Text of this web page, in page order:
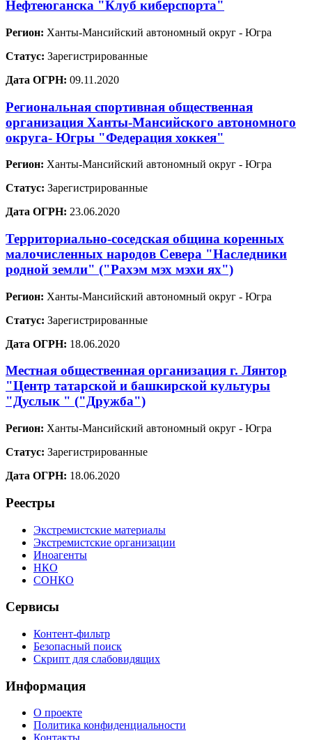
Нефтеюганска "Клуб киберспорта"
Регион: Ханты-Мансийский автономный округ - Югра
Статус: Зарегистрированные
Дата ОГРН: 09.11.2020
Региональная спортивная общественная
организация Ханты-Мансийского автономного
округа- Югры "Федерация хоккея"
Регион: Ханты-Мансийский автономный округ - Югра
Статус: Зарегистрированные
Дата ОГРН: 23.06.2020
Территориально-соседская община коренных
малочисленных народов Севера "Наследники
родной земли" ("Рахэм мэх мэхи ях")
Регион: Ханты-Мансийский автономный округ - Югра
Статус: Зарегистрированные
Дата ОГРН: 18.06.2020
Местная общественная организация г. Лянтор
"Центр татарской и башкирской культуры
"Дуслык " ("Дружба")
Регион: Ханты-Мансийский автономный округ - Югра
Статус: Зарегистрированные
Дата ОГРН: 18.06.2020
Реестры
Экстремистские материалы
Экстремистские организации
Иноагенты
НКО
СОНКО
Сервисы
Контент-фильтр
Безопасный поиск
Скрипт для слабовидящих
Информация
О проекте
Политика конфиденциальности